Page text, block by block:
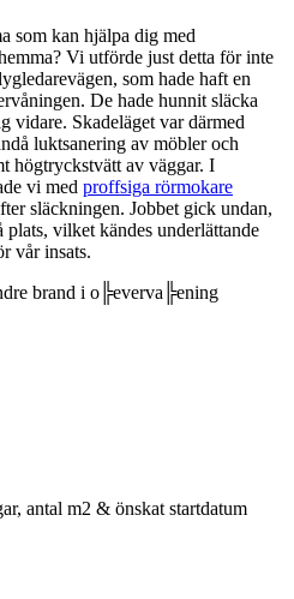
som kan hjälpa dig med
Vi utförde just detta för inte
som hade haft en
De hade hunnit släcka
vidare. Skadeläget var därmed
luktsanering av möbler och
högtryckstvätt av väggar. I
vi med proffsiga rörmokare
släckningen. Jobbet gick undan,
plats, vilket kändes underlättande
vår insats.
antal m2 & önskat startdatum